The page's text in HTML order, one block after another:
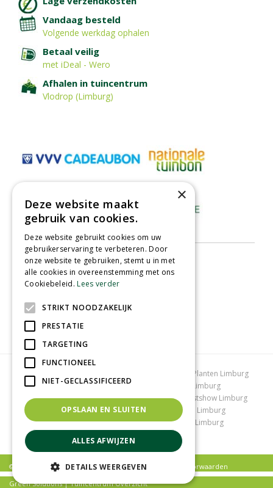
Vandaag besteld
Volgende werkdag ophalen
Betaal veilig
met iDeal - Wero
Afhalen in tuincentrum
Vlodrop (Limburg)
Tuincentrum Limburg
Planten Limburg
Bomen en struiken Limburg
Tuinplanten Limburg
Tuincentrum Vlodrop Gartencenter Vlodrop
Kerstshow Limburg
Kerstverlichting Lemax huisjes
Vijvervissen Limburg
Graszoden kopen Limburg Tuinmeubelen Limburg
Tuincentrum Roermond
© Tuincentrum Schmitz |Privacy policy|
Algemene voorwaarden
Green Solutions|Tuincentrum Overzicht
×
Deze website maakt
gebruik van cookies.
Deze website gebruikt cookies om uw
gebruikerservaring te verbeteren. Door
onze website te gebruiken, stemt u in met
alle cookies in overeenstemming met ons
Cookiebeleid.Lees verder
STRIKT NOODZAKELIJK
PRESTATIE
TARGETING
FUNCTIONEEL
NIET-GECLASSIFICEERD
OPSLAAN EN SLUITEN
ALLES AFWIJZEN
DETAILS WEERGEVEN